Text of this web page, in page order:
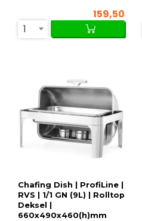
159,50
1
Chafing Dish | ProfiLine |
RVS | 1/1 GN (9L) | Rolltop
Deksel |
660x490x460(h)mm